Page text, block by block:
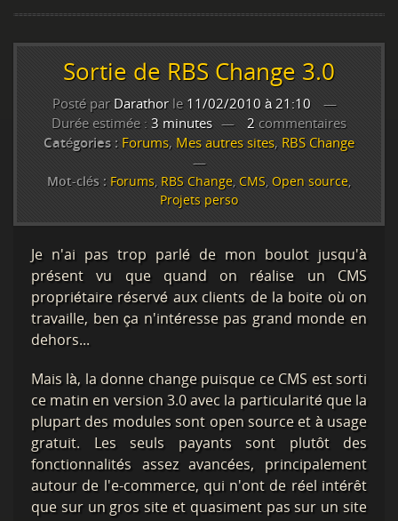
Sortie de RBS Change 3.0
Posté par Darathorle 11/02/2010 à 21:10
Durée estimée : 3 minutes 2 commentaires
Catégories : Forums, Mes autres sites, RBS Change
Mot-clés : Forums, RBS Change, CMS, Open source,
Projets perso
Je n'ai pas trop parlé de mon boulot jusqu'à
présent vu que quand on réalise un CMS
propriétaire réservé aux clients de la boite où on
travaille, ben ça n'intéresse pas grand monde en
dehors...
Mais là, la donne change puisque ce CMS est sorti
ce matin en version 3.0 avec la particularité que la
plupart des modules sont open source et à usage
gratuit. Les seuls payants sont plutôt des
fonctionnalités assez avancées, principalement
autour de l'e-commerce, qui n'ont de réel intérêt
que sur un gros site et quasiment pas sur un site